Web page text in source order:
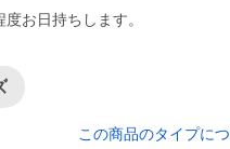
お日持ちします。
この商品のタイプに